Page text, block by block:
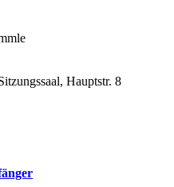
Hauptstr. 8